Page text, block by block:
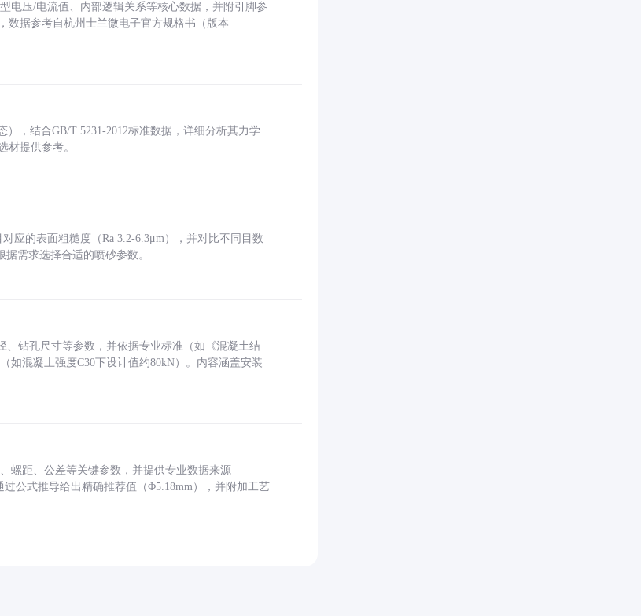
电压/电流值、内部逻辑关系等核心数据，并附引脚参
数据参考自杭州士兰微电子官方规格书（版本
，结合GB/T 5231-2012标准数据，详细分析其力学
材提供参考。
应的表面粗糙度（Ra 3.2-6.3μm），并对比不同目数
需求选择合适的喷砂参数。
钻孔尺寸等参数，并依据专业标准（如《混凝土结
如混凝土强度C30下设计值约80kN）。内容涵盖安装
螺距、公差等关键参数，并提供专业数据来源
过公式推导给出精确推荐值（Φ5.18mm），并附加工艺